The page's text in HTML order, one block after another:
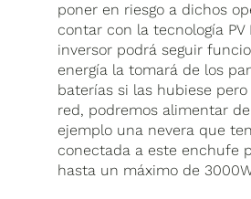
poner en riesgo a dichos
contar con la tecnología PV
inversor podrá seguir
energía la tomará de los
baterías si las hubiese
red, podremos alimentar
ejemplo una nevera que
conectada a este enchufe
hasta un máximo de